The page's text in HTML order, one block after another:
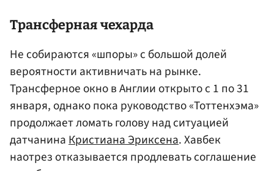
Трансферная чехарда
Не собираются «шпоры» с большой долей
вероятности активничать на рынке.
Трансферное окно в Англии открыто с 1 по 31
января, однако пока руководство «Тоттенхэма»
продолжает ломать голову над ситуацией
датчанинаКристиана Эриксена. Хавбек
наотрез отказывается продлевать соглашение